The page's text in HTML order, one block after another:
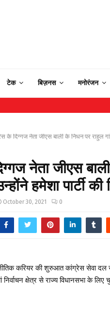
टेक बिज़नस मनोरंजन
के दिग्गज नेता जीएस बाली के निधन पर राहुल
नेता जीएस
हमेशा पार्टी की
October 30, 2021 0
करियर की शुरुआत कांग्रेस सेवा
निर्वाचन क्षेत्र से राज्य विधानसभा के